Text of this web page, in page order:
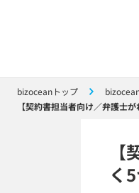
bizoceanトップ
【契約書担当者向け／弁護士
く